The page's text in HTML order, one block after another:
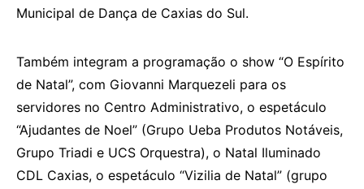
Municipal de Dança de Caxias do Sul.
Também integram a programação o show “O Espírito
de Natal”, com Giovanni Marquezeli para os
servidores no Centro Administrativo, o espetáculo
“Ajudantes de Noel” (Grupo Ueba Produtos Notáveis,
Grupo Triadi e UCS Orquestra), o Natal Iluminado
CDL Caxias, o espetáculo “Vizilia de Natal” (grupo